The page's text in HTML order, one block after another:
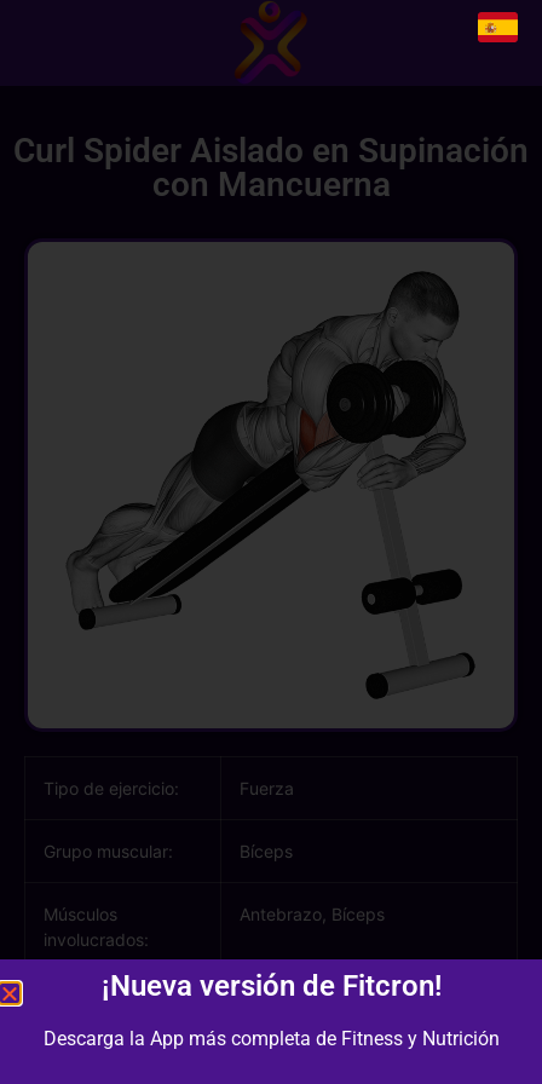
Curl Spider Aislado en Supinación
con Mancuerna
Tipo de ejercicio: Fuerza
Grupo muscular: Bíceps
Músculos
involucrados:
Antebrazo, Bíceps
Equipamiento /
Material:
Banco Inclinable, Mancuernas
¡Nueva versión de Fitcron!
Descarga la App más completa de Fitness y Nutrición